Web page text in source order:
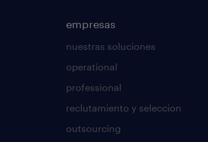
empresas
nuestras soluciones
operational
professional
reclutamiento y seleccion
outsourcing